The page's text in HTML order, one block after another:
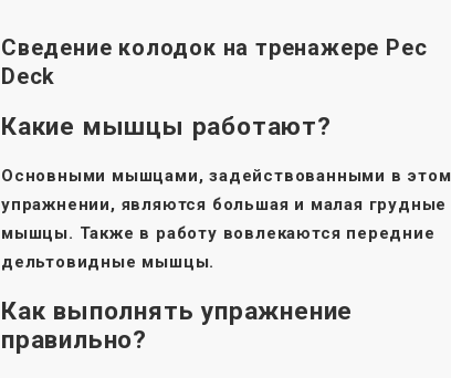
Сведение колодок на тренажере Pec
Deck
Какие мышцы работают?
Основными мышцами, задействованными в этом
упражнении, являются большая и малая грудные
мышцы. Также в работу вовлекаются передние
дельтовидные мышцы.
Как выполнять упражнение
правильно?